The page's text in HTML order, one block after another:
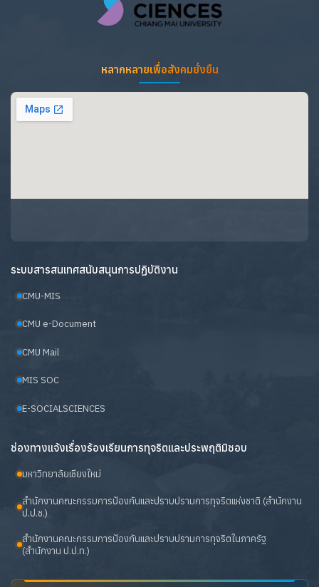
หลากหลายเพื่อสังคมยั่งยืน
ระบบสารสนเทศสนับสนุนการปฏิบัติงาน
CMU-MIS
CMU e-Document
CMU Mail
MIS SOC
E-SOCIALSCIENCES
ช่องทางแจ้งเรื่องร้องเรียนการทุจริตและประพฤติมิชอบ
มหาวิทยาลัยเชียงใหม่
สำนักงานคณะกรรมการป้องกันและปราบปรามการทุจริตแห่งชาติ (สำนักงาน
ป.ป.ช.)
สำนักงานคณะกรรมการป้องกันและปราบปรามการทุจริตในภาครัฐ
(สำนักงาน ป.ป.ท.)